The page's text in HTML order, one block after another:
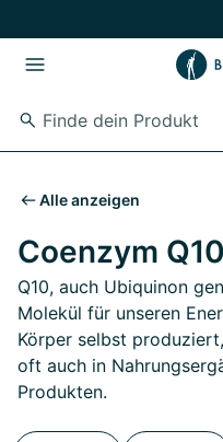
Alle anzeigen
Coenzym Q10
Q10, auch Ubiquinon
Molekül für unseren
Körper selbst
oft auch in
Produkten.